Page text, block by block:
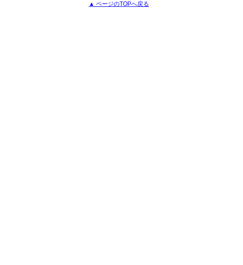
▲ ページのTOPへ戻る